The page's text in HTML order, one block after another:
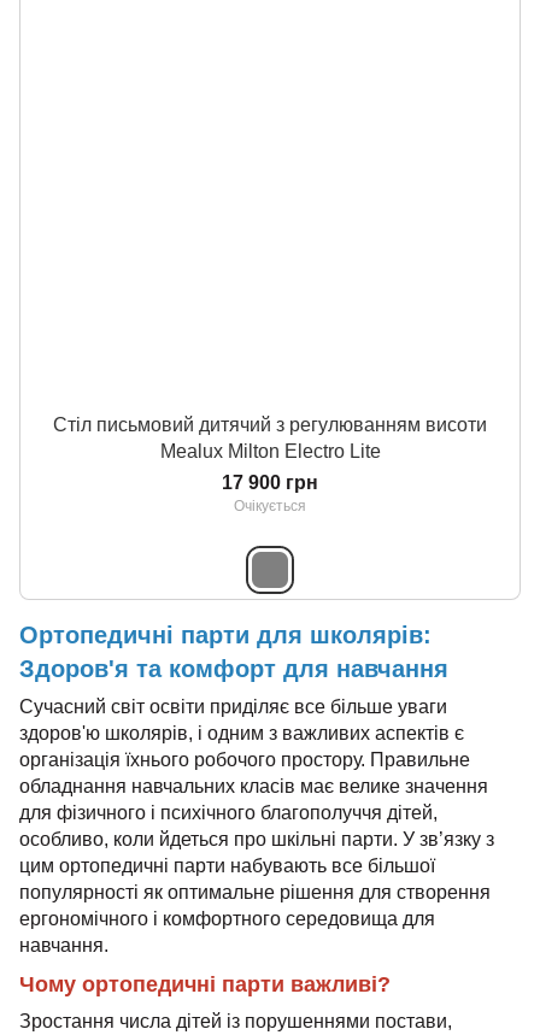
Стіл письмовий дитячий з регулюванням висоти
Mealux Milton Electro Lite
17 900 грн
Очікується
Ортопедичні парти для школярів:
Здоров'я та комфорт для навчання
Сучасний світ освіти приділяє все більше уваги
здоров'ю школярів, і одним з важливих аспектів є
організація їхнього робочого простору. Правильне
обладнання навчальних класів має велике значення
для фізичного і психічного благополуччя дітей,
особливо, коли йдеться про шкільні парти. У зв’язку з
цим ортопедичні парти набувають все більшої
популярності як оптимальне рішення для створення
ергономічного і комфортного середовища для
навчання.
Чому ортопедичні парти важливі?
Зростання числа дітей із порушеннями постави,